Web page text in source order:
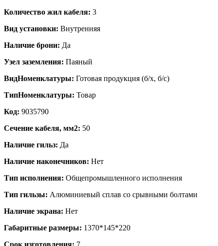
Количество жил кабеля: 3
Вид установки: Внутренняя
Наличие брони: Да
Узел заземления: Паяный
ВидНоменклатуры: Готовая продукция (б/х, б/с)
ТипНоменклатуры: Товар
Код: 9035790
Сечение кабеля, мм2: 50
Наличие гильз: Да
Наличие наконечников: Нет
Тип исполнения: Общепромышленного исполнения
Тип гильзы: Алюминиевый сплав со срывными болтами
Наличие экрана: Нет
Габаритные размеры: 1370*145*220
Срок изготовления: 7